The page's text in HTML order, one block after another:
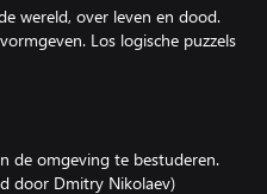
wereld, over leven en dood.
Los logische puzzels
de omgeving te bestuderen.
door Dmitry Nikolaev)